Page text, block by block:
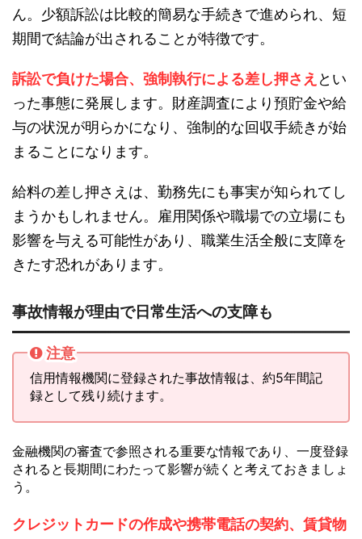
ん。少額訴訟は比較的簡易な手続きで進められ、短
期間で結論が出されることが特徴です。
訴訟で負けた場合、強制執行による差し押さえ とい
った事態に発展します。財産調査により預貯金や給
与の状況が明らかになり、強制的な回収手続きが始
まることになります。
給料の差し押さえは、勤務先にも事実が知られてし
まうかもしれません。雇用関係や職場での立場にも
影響を与える可能性があり、職業生活全般に支障を
きたす恐れがあります。
事故情報が理由で日常生活への支障も
注意
信用情報機関に登録された事故情報は、約5年間記
録として残り続けます。
金融機関の審査で参照される重要な情報であり、一度登録
されると長期間にわたって影響が続くと考えておきましょ
う。
クレジットカードの作成や携帯電話の契約、賃貸物